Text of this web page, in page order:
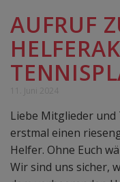
AUFRUF
Liebe Mitglieder
erstmal einen
Helfer. Ohne Euch
Wir sind uns sicher,